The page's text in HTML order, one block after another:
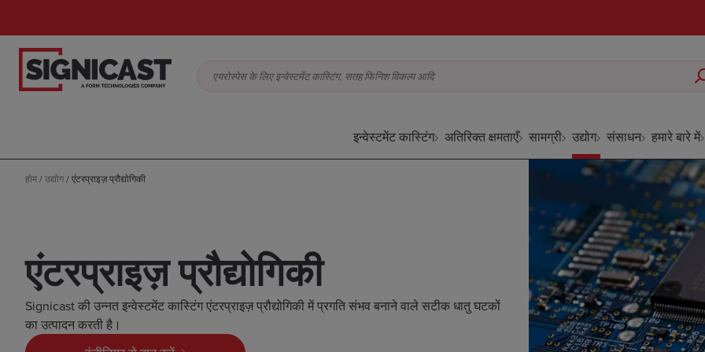
एयरोस्पेस के लिए इन्वेस्टमेंट कास्टिंग, सतह फिनिश विकल्प आदि
इन्वेस्टमेंट कास्टिंग अतिरिक्त क्षमताएँ सामग्री उद्योग संसाधन हमारे बारे में
होम/उद्योग/एंटरप्राइज़ प्रौद्योगिकी
एंटरप्राइज़ प्रौद्योगिकी
Signicast की उन्नत इन्वेस्टमेंट कास्टिंग एंटरप्राइज़ प्रौद्योगिकी में प्रगति संभव बनाने वाले सटीक धातु घटकों
का उत्पादन करती है।